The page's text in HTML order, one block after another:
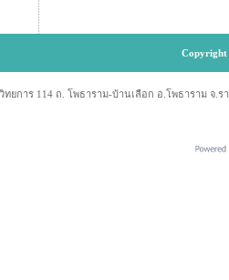
Copyright
ทยการ 114 ถ. โพธาราม-บ้านเลือก อ.โพธาราม จ.